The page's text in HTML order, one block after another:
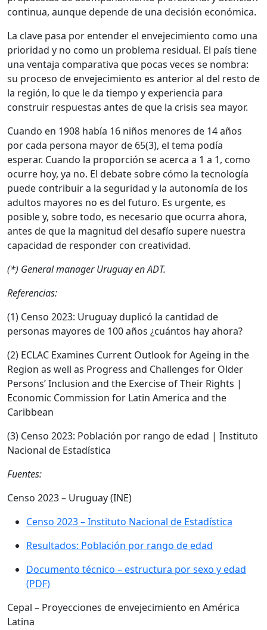
continua, aunque depende de una decisión económica.
La clave pasa por entender el envejecimiento como una
prioridad y no como un problema residual. El país tiene
una ventaja comparativa que pocas veces se nombra:
su proceso de envejecimiento es anterior al del resto de
la región, lo que le da tiempo y experiencia para
construir respuestas antes de que la crisis sea mayor.
Cuando en 1908 había 16 niños menores de 14 años
por cada persona mayor de 65(3), el tema podía
esperar. Cuando la proporción se acerca a 1 a 1, como
ocurre hoy, ya no. El debate sobre cómo la tecnología
puede contribuir a la seguridad y la autonomía de los
adultos mayores no es del futuro. Es urgente, es
posible y, sobre todo, es necesario que ocurra ahora,
antes de que la magnitud del desafío supere nuestra
capacidad de responder con creatividad.
(*) General manager Uruguay en ADT.
Referencias:
(1) Censo 2023: Uruguay duplicó la cantidad de
personas mayores de 100 años ¿cuántos hay ahora?
(2) ECLAC Examines Current Outlook for Ageing in the
Region as well as Progress and Challenges for Older
Persons’ Inclusion and the Exercise of Their Rights |
Economic Commission for Latin America and the
Caribbean
(3) Censo 2023: Población por rango de edad | Instituto
Nacional de Estadística
Fuentes:
Censo 2023 – Uruguay (INE)
Censo 2023 – Instituto Nacional de Estadística
Resultados: Población por rango de edad
Documento técnico – estructura por sexo y edad
(PDF)
Cepal – Proyecciones de envejecimiento en América
Latina